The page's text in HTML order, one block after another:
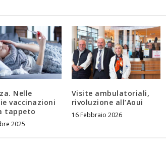
Nelle
vaccinazioni
tappeto
2025
Visite ambulatoriali,
rivoluzione all’Aoui
16 Febbraio 2026